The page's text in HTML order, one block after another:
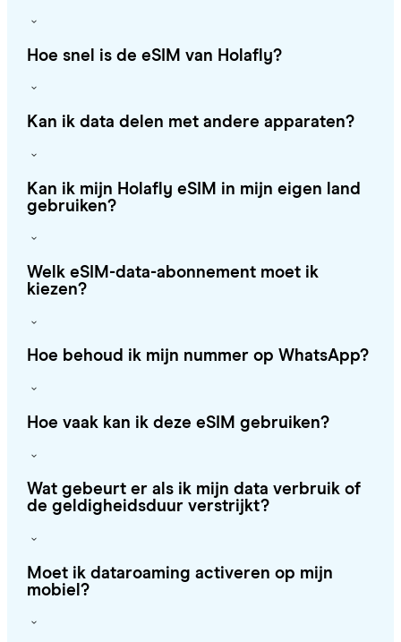
Hoe snel is de eSIM van Holafly?
Kan ik data delen met andere apparaten?
Kan ik mijn Holafly eSIM in mijn eigen land
gebruiken?
Welk eSIM-data-abonnement moet ik
kiezen?
Hoe behoud ik mijn nummer op WhatsApp?
Hoe vaak kan ik deze eSIM gebruiken?
Wat gebeurt er als ik mijn data verbruik of
de geldigheidsduur verstrijkt?
Moet ik dataroaming activeren op mijn
mobiel?